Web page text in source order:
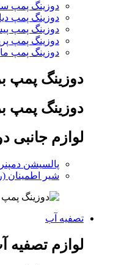
دوزینگ پمپ
دوزینگ پمپ
دوزینگ پمپ
دوزینگ پمپ
دوزینگ پمپ
دوزینگ پمپ
دوزینگ پمپ
لوازم جانبی
پالسیشن دمپنر
شیر اطمینان
تصفیه آب
لوازم تصفیه